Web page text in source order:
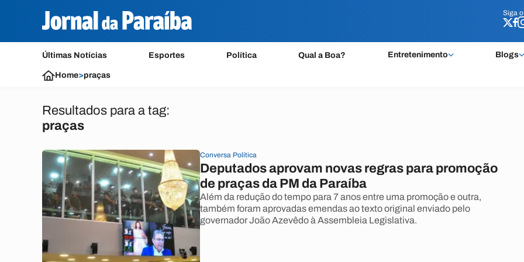
Siga o
Últimas Notícias Esportes Política Qual a Boa? Entretenimento Blogs
Siga o
Home>praças
Resultados para a tag:
praças
Conversa Política
Deputados aprovam novas regras para promoção
de praças da PM da Paraíba
Além da redução do tempo para 7 anos entre uma promoção e outra,
também foram aprovadas emendas ao texto original enviado pelo
governador João Azevêdo à Assembleia Legislativa.